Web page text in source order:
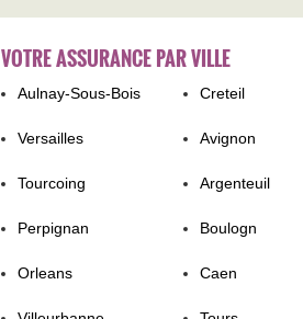
VOTRE ASSURANCE PAR VILLE
Aulnay-Sous-Bois Creteil
Versailles Avignon
Tourcoing Argenteuil
Perpignan Boulogn
Orleans Caen